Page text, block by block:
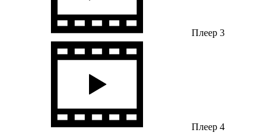
Плеер 3
Плеер 4